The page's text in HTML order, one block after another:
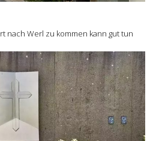
nach Werl zu kommen kann gut tun